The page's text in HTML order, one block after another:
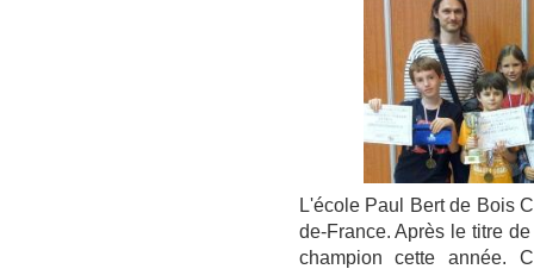
L'école Paul Bert de Bois
de-France. Après le titre
champion cette année.